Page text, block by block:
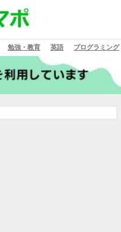
勉強・教育 英語 プログラミング